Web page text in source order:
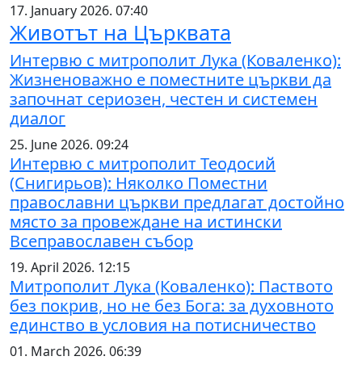
17. January 2026. 07:40
Животът на Църквата
Интервю с митрополит Лука (Коваленко):
Жизненоважно е поместните църкви да
започнат сериозен, честен и системен
диалог
25. June 2026. 09:24
Интервю с митрополит Теодосий
(Снигирьов): Няколко Поместни
православни църкви предлагат достойно
място за провеждане на истински
Всеправославен събор
19. April 2026. 12:15
Митрополит Лука (Коваленко): Паството
без покрив, но не без Бога: за духовното
единство в условия на потисничество
01. March 2026. 06:39